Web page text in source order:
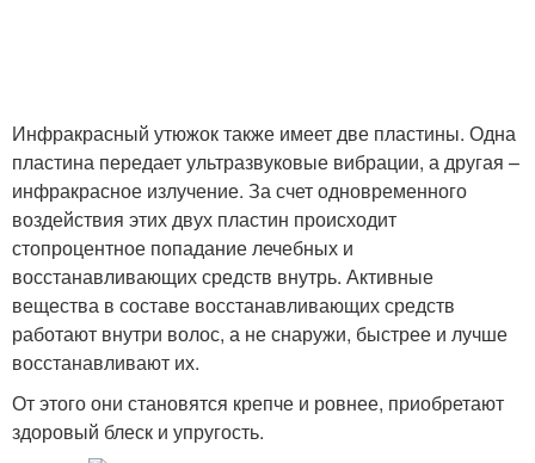
Инфракрасный утюжок также имеет две пластины. Одна
пластина передает ультразвуковые вибрации, а другая –
инфракрасное излучение. За счет одновременного
воздействия этих двух пластин происходит
стопроцентное попадание лечебных и
восстанавливающих средств внутрь. Активные
вещества в составе восстанавливающих средств
работают внутри волос, а не снаружи, быстрее и лучше
восстанавливают их.
От этого они становятся крепче и ровнее, приобретают
здоровый блеск и упругость.